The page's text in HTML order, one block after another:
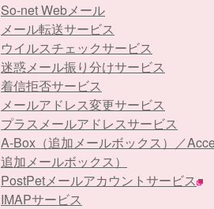
So-net Webメール
メール転送サービス
ウイルスチェックサービス
迷惑メール振り分けサービス
着信拒否サービス
メールアドレス変更サービス
プラスメールアドレスサービス
A-Box（追加メールボックス）／
追加メールボックス）
PostPetメールアカウントサービス
IMAPサービス